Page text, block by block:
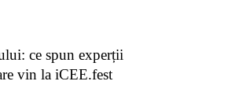
ce spun experții
vin la iCEE.fest